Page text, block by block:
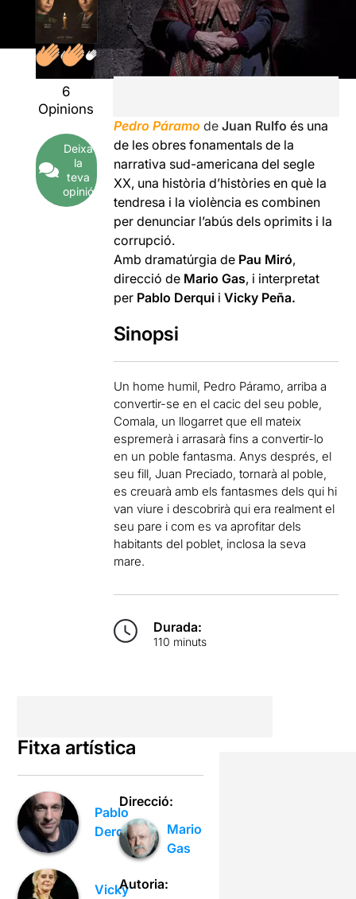
6
Opinions
Deixa
la
teva
opinió
Pedro PáramodeJuan Rulfo és una
de les obres fonamentals de la
narrativa sud-americana del segle
XX, una història d’històries en què la
tendresa i la violència es combinen
per denunciar l’abús dels oprimits i la
corrupció.
Amb dramatúrgia de Pau Miró,
direcció de Mario Gas, i interpretat
per Pablo Derqui iVicky Peña.
Sinopsi
Un home humil, Pedro Páramo, arriba a
convertir-se en el cacic del seu poble,
Comala, un llogarret que ell mateix
espremerà i arrasarà fins a convertir-lo
en un poble fantasma. Anys després, el
seu fill, Juan Preciado, tornarà al poble,
es creuarà amb els fantasmes dels qui hi
van viure i descobrirà qui era realment el
seu pare i com es va aprofitar dels
habitants del poblet, inclosa la seva
mare.
Durada:
110 minuts
Fitxa artística
Pablo
Derqui
Vicky
Direcció:
Mario
Gas
Autoria: